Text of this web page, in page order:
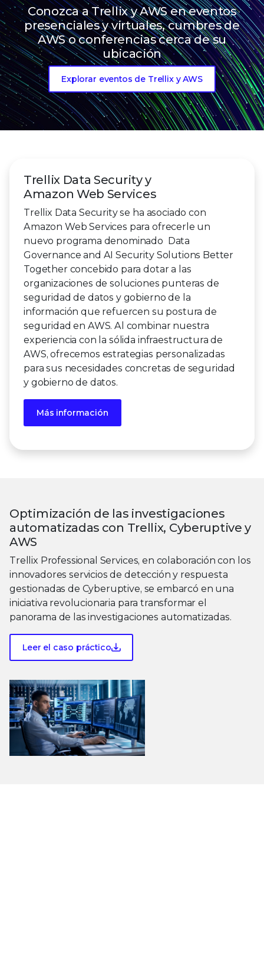
Conozca a Trellix y AWS en eventos
presenciales y virtuales, cumbres de
AWS o conferencias cerca de su
ubicación
Explorar eventos de Trellix y AWS
Trellix Data Security y
Amazon Web Services
Trellix Data Security se ha asociado con
Amazon Web Services para ofrecerle un
nuevo programa denominado Data
Governance and AI Security Solutions Better
Together concebido para dotar a las
organizaciones de soluciones punteras de
seguridad de datos y gobierno de la
información que refuercen su postura de
seguridad en AWS. Al combinar nuestra
experiencia con la sólida infraestructura de
AWS, ofrecemos estrategias personalizadas
para sus necesidades concretas de seguridad
y gobierno de datos.
Más información
Optimización de las investigaciones
automatizadas con Trellix, Cyberuptive y
AWS
Trellix Professional Services, en colaboración con los
innovadores servicios de detección y respuesta
gestionadas de Cyberuptive, se embarcó en una
iniciativa revolucionaria para transformar el
panorama de las investigaciones automatizadas.
Leer el caso práctico